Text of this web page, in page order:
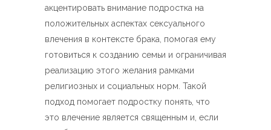
акцентировать внимание подростка на
положительных аспектах сексуального
влечения в контексте брака, помогая ему
готовиться к созданию семьи и ограничивая
реализацию этого желания рамками
религиозных и социальных норм. Такой
подход помогает подростку понять, что
это влечение является священным и, если